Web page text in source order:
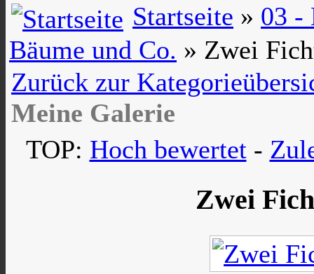
Startseite » 03 -
Bäume und Co. » Zwei
Zurück zur
Meine Galerie
TOP: Hoch bewertet-
Zwei